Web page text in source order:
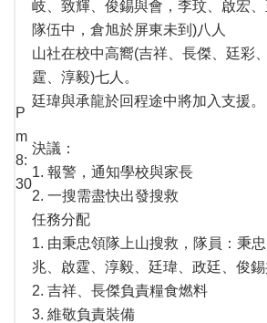
P
m
8:
30
岐、致輝、俊錫與會，李玟、啟宏
隊伍中，倉旭於屏東未到)八人
山社在校中高嚮(吉祥、長傑、廷彩
霆、淳毅)七人。
廷瑋與承龍於回程途中將加入支援。
決議：
1. 報警，通知學校與家長
2. 一搜需盡快出發搜救
任務分配
1. 由秉忠領隊上山搜救，隊員：秉
兆、啟霆、淳毅、廷瑋、政廷、俊錫
2. 吉祥、長傑負責糧食燃料
3. 維敬負責裝備